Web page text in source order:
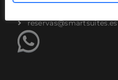
reservas@smartsuites.es